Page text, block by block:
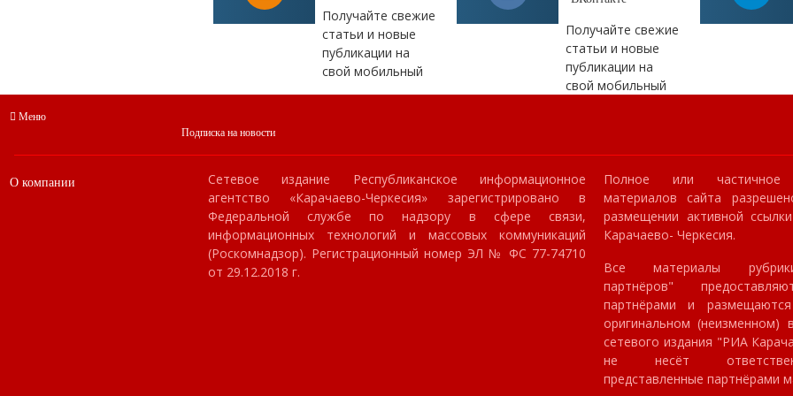
Получайте свежие
статьи и новые
публикации на
свой мобильный
Получайте свежие
статьи и новые
публикации на
свой мобильный
Меню
Подписка на новости
О компании
Сетевое издание Республиканское информационное
агентство «Карачаево-Черкесия» зарегистрировано в
Федеральной службе по надзору в сфере связи,
информационных технологий и массовых коммуникаций
(Роскомнадзор). Регистрационный номер ЭЛ № ФС 77-74710
от 29.12.2018 г.
Полное или частичное
материалов сайта
размещении активной
Карачаево- Черкесия.
Все материалы
партнёров"
партнёрами и
оригинальном (неизменном)
сетевого издания "РИА
не несёт
представленные партнёрами